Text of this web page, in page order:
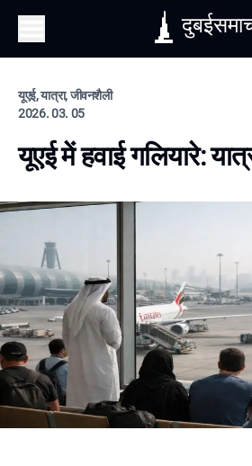
यूएई, यात्रा, जीवनशैली
2026. 03. 05
यूएई में हवाई गलियारे: